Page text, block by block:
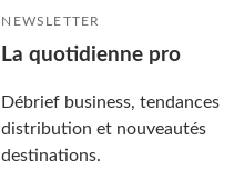
NEWSLETTER
La quotidienne pro
Débrief business, tendances
distribution et nouveautés
destinations.